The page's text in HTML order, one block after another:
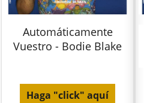
Automáticamente
Vuestro - Bodie Blake
Haga "click" aquí